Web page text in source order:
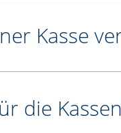
Kasse
die